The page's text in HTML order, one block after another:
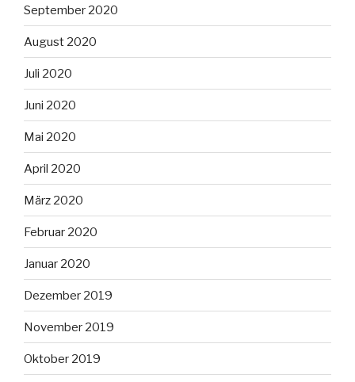
September 2020
August 2020
Juli 2020
Juni 2020
Mai 2020
April 2020
März 2020
Februar 2020
Januar 2020
Dezember 2019
November 2019
Oktober 2019